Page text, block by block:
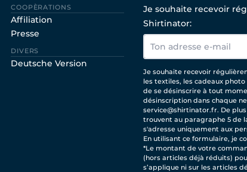
COOPÈRATIONS
Affiliation
Presse
DIVERS
Deutsche Version
Je souhaite recevoir
Shirtinator:
Je souhaite recevoir
les textiles, les cadeaux
de se désinscrire à tout
désinscription dans chaque
service@shirtinator.fr. De
trouvent au paragraphe 5 de
s'adresse uniquement aux
En utilisant ce formulaire, je
*Le montant de votre
(hors articles déjà réduits)
s’applique ni sur les articles